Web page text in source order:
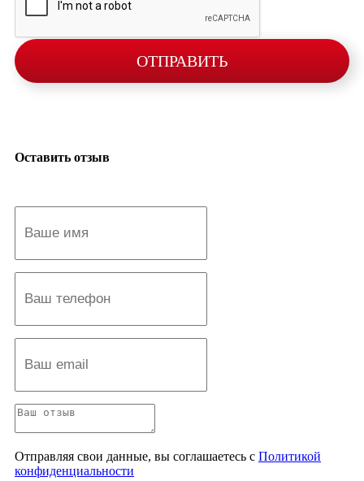
ОТПРАВИТЬ
Оставить отзыв
Отправляя свои данные, вы соглашаетесь с Политикой
конфиденциальности